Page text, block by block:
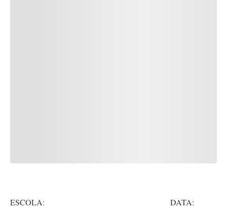
ESCOLA: DATA: